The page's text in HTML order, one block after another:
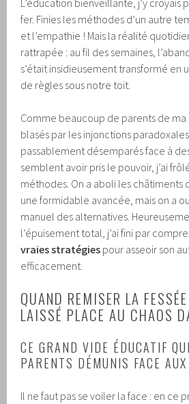
fer. Finies les méthodes d’un autre
et l’empathie ! Mais la réalité
rattrapée : au fil des semaines,
s’était insidieusement transformé en
de règles sous notre toit.
Comme beaucoup de parents de
blasés par les injonctions
passablement désemparés face à
semblent avoir pris le pouvoir, j’ai
méthodes. On a aboli les châtiments
une formidable avancée, mais on a
manuel des alternatives.
l’épuisement total, j’ai fini par
vraies stratégies pour asseoir son
efficacement.
QUAND REMISER LA
LAISSÉ PLACE AU CHAOS
CE GRAND VIDE ÉDUCATIF
PARENTS DÉMUNIS FACE
Il ne faut pas se voiler la face : en ce